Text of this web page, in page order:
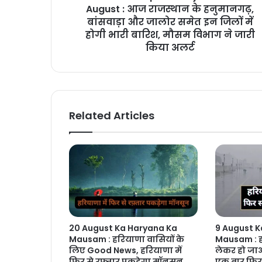
August : आज राजस्थान के हनुमानगढ़,
बांसवाड़ा और जालोर समेत इन जिलों में
होगी भारी बारिश, मौसम विभाग ने जारी
किया अलर्ट
Related Articles
20 August Ka Haryana Ka
Mausam : हरियाणा वासियों के
लिए Good News, हरियाणा में
9 August
Mausam :
लेकर हो